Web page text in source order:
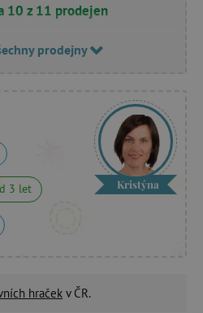
10 z 11 prodejen
prodejny
3 let Kristýna
hraček v ČR.